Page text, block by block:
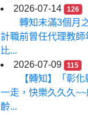
2026-07-14
126
轉知未滿3個月
計職前曾任代理教師
比...
2026-07-09
115
【轉知】「彰
一走，快樂久久久
齡...